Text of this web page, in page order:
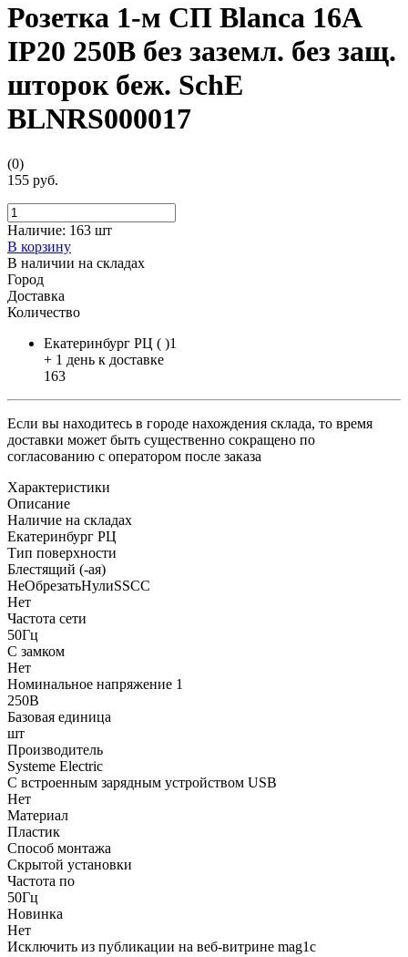
Розетка 1-м СП Blanca 16А
IP20 250В без заземл. без защ.
шторок беж. SchE
BLNRS000017
(0)
155 руб.
Наличие: 163 шт
В корзину
В наличии на складах
Город
Доставка
Количество
Екатеринбург РЦ ( )1
+ 1 день к доставке
163
Если вы находитесь в городе нахождения склада, то время
доставки может быть существенно сокращено по
согласованию с оператором после заказа
Характеристики
Описание
Наличие на складах
Екатеринбург РЦ
Тип поверхности
Блестящий (-ая)
НеОбрезатьНулиSSCC
Нет
Частота сети
50Гц
С замком
Нет
Номинальное напряжение 1
250В
Базовая единица
шт
Производитель
Systeme Electric
С встроенным зарядным устройством USB
Нет
Материал
Пластик
Способ монтажа
Скрытой установки
Частота по
50Гц
Новинка
Нет
Исключить из публикации на веб-витрине mag1c